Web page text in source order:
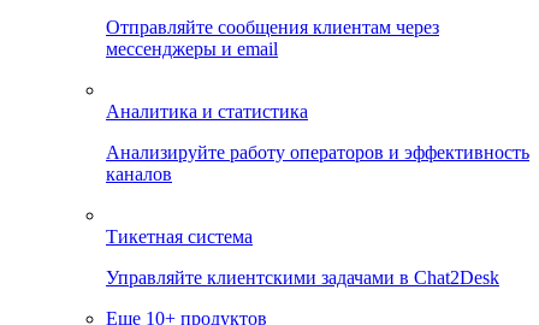
Отправляйте сообщения клиентам через
мессенджеры и email
Аналитика и статистика
Анализируйте работу операторов и эффективность
каналов
Тикетная система
Управляйте клиентскими задачами в Chat2Desk
Еще 10+ продуктов